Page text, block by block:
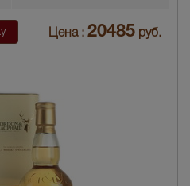
Цена : 20485 руб.